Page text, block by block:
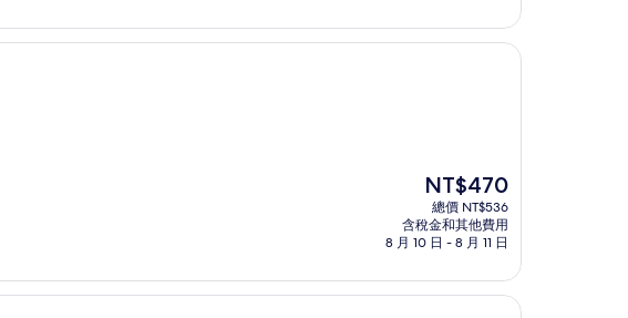
NT$465
現
在
價
格
NT$470
NT$470
總價 NT$536
含稅金和其他費用
8 月 10 日 - 8 月 11 日